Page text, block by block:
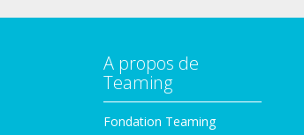
A propos de
Teaming
Fondation Teaming